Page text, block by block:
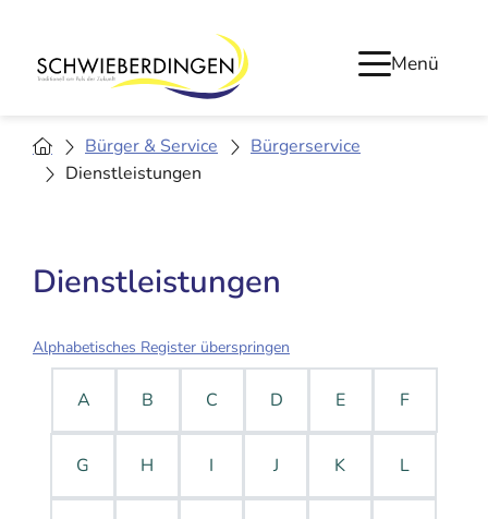
Menü
Bürger & Service
Bürgerservice
Dienstleistungen
Dienstleistungen
Alphabetisches Register überspringen
A B C D E F
G H I J K L